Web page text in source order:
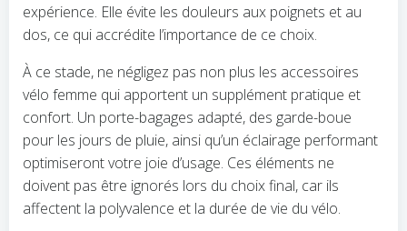
expérience. Elle évite les douleurs aux poignets et au
dos, ce qui accrédite l’importance de ce choix.
À ce stade, ne négligez pas non plus les accessoires
vélo femme qui apportent un supplément pratique et
confort. Un porte-bagages adapté, des garde-boue
pour les jours de pluie, ainsi qu’un éclairage performant
optimiseront votre joie d’usage. Ces éléments ne
doivent pas être ignorés lors du choix final, car ils
affectent la polyvalence et la durée de vie du vélo.